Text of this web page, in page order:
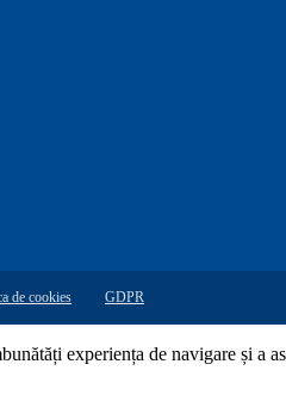
de cookies GDPR
experiența de navigare și